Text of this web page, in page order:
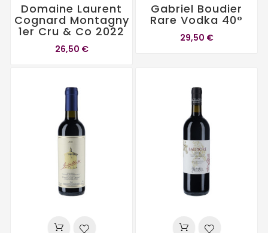
Domaine Laurent
Cognard Montagny
1er Cru & Co 2022
26,50 €
Gabriel Boudier
Rare Vodka 40°
29,50 €